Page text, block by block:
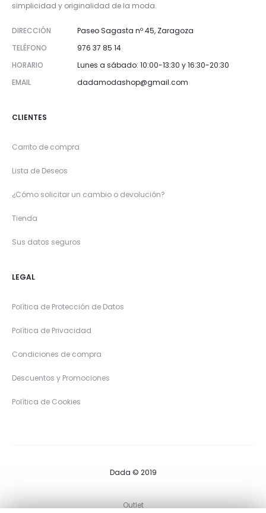
simplicidad y originalidad de la moda.
DIRECCIÓN
Paseo Sagasta nº 45, Zaragoza
TELÉFONO
976 37 85 14
HORARIO
Lunes a sábado: 10:00-13:30 y 16:30-20:30
EMAIL
dadamodashop@gmail.com
CLIENTES
Carrito de compra
Lista de Deseos
¿Cómo solicitar un cambio o devolución?
Tienda
Sus datos seguros
LEGAL
Política de Protección de Datos
Política de Privacidad
Condiciones de compra
Descuentos y Promociones
Política de Cookies
Dada © 2019
Outlet